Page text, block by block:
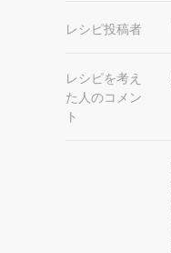
レシピ投稿者
レシピを考え
た人のコメン
ト